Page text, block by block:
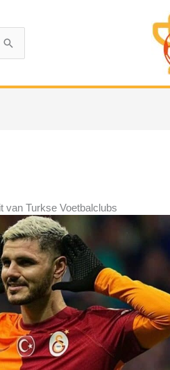
van Turkse Voetbalclubs